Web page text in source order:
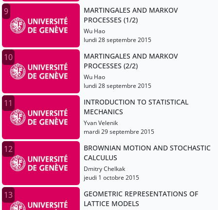
9
MARTINGALES AND MARKOV
PROCESSES (1/2)
Wu Hao
lundi 28 septembre 2015
10
MARTINGALES AND MARKOV
PROCESSES (2/2)
Wu Hao
lundi 28 septembre 2015
11
INTRODUCTION TO STATISTICAL
MECHANICS
Yvan Velenik
mardi 29 septembre 2015
12
BROWNIAN MOTION AND STOCHASTIC
CALCULUS
Dmitry Chelkak
jeudi 1 octobre 2015
13
GEOMETRIC REPRESENTATIONS OF
LATTICE MODELS